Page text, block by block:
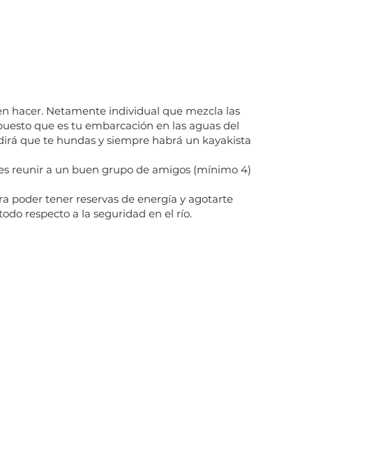
hacer. Netamente individual que mezcla las
que es tu embarcación en las aguas del
que te hundas y siempre habrá un kayakista
reunir a un buen grupo de amigos (mínimo 4)
poder tener reservas de energía y agotarte
respecto a la seguridad en el río.